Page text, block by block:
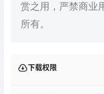
赏之用，严禁商业
所有。
下载权限